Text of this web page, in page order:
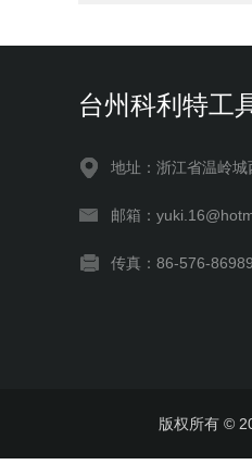
台州科利特工
地址：浙江省温岭
邮箱：
传真：86-576-
版权所有 ©